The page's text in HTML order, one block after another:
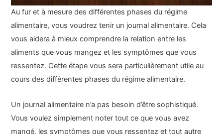
Au fur et à mesure des différentes phases du régime
alimentaire, vous voudrez tenir un journal alimentaire. Cela
vous aidera à mieux comprendre la relation entre les
aliments que vous mangez et les symptômes que vous
ressentez. Cette étape vous sera particulièrement utile au
cours des différentes phases du régime alimentaire.
Un journal alimentaire n’a pas besoin d’être sophistiqué.
Vous voulez simplement noter tout ce que vous avez
mangé, les symptômes que vous ressentez et tout autre